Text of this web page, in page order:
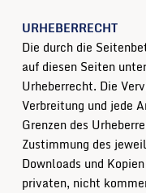
URHEBERRECHT
Die durch die
auf diesen Seiten
Urheberrecht. Die
Verbreitung und jede
Grenzen des
Zustimmung des
Downloads und
privaten, nicht